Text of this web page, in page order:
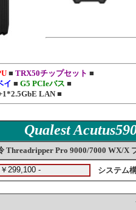
■TRX50チップセット ■
イ ■G5 PCIeバス ■
LAN■
Qualest
Threadripper Pro 9000/7000 WX/X
システム